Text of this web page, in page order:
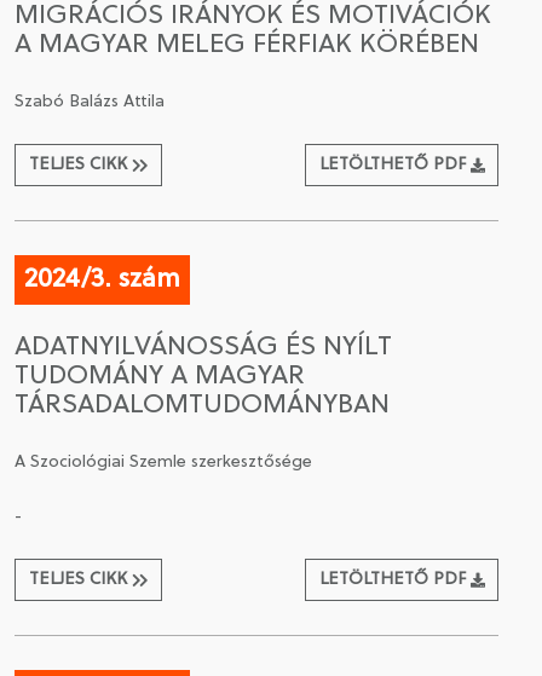
MIGRÁCIÓS IRÁNYOK ÉS MOTIVÁCIÓK
A MAGYAR MELEG FÉRFIAK KÖRÉBEN
Szabó Balázs Attila
TELJES CIKK LETÖLTHETŐ PDF
2024/3. szám
ADATNYILVÁNOSSÁG ÉS NYÍLT
TUDOMÁNY A MAGYAR
TÁRSADALOMTUDOMÁNYBAN
A Szociológiai Szemle szerkesztősége
-
TELJES CIKK LETÖLTHETŐ PDF